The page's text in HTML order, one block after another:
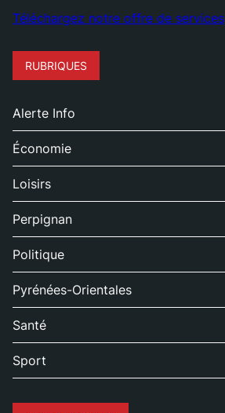
Téléchargez notre offre de services
RUBRIQUES
Alerte Info
Économie
Loisirs
Perpignan
Politique
Pyrénées-Orientales
Santé
Sport